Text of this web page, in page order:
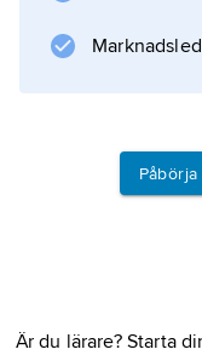
Är du lärare? Starta